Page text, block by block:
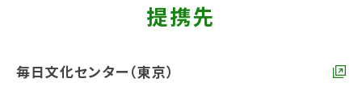
提携先
毎日文化センター（東京）